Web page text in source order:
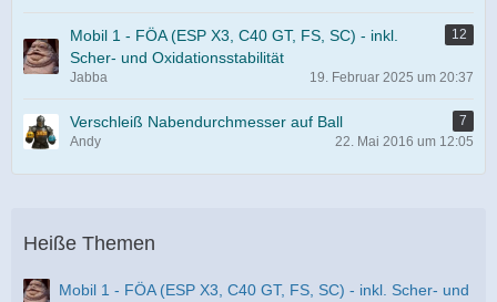
Mobil 1 - FÖA (ESP X3, C40 GT, FS, SC) - inkl.
Scher- und Oxidationsstabilität
12
Jabba 19. Februar 2025 um 20:37
Verschleiß Nabendurchmesser auf Ball
7
Andy
22. Mai 2016 um 12:05
Heiße Themen
Mobil 1 - FÖA (ESP X3, C40 GT, FS, SC) - inkl. Scher- und